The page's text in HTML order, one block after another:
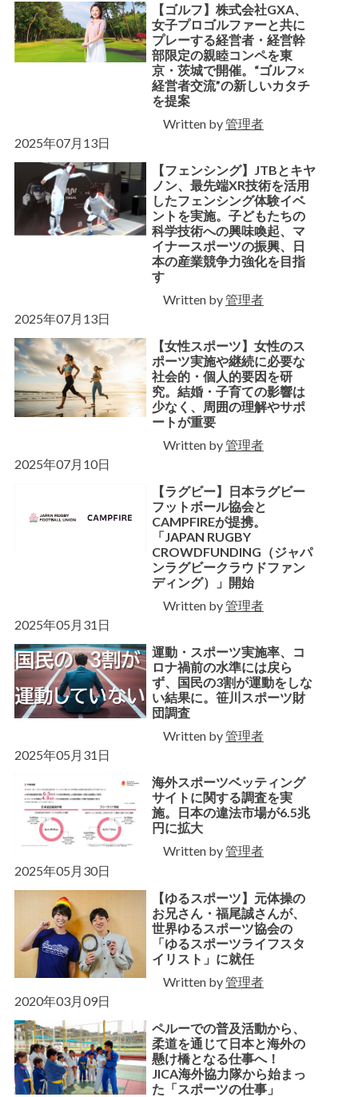
【ゴルフ】株式会社GXA、
女子プロゴルファーと共に
プレーする経営者・経営幹
部限定の親睦コンペを東
京・茨城で開催。“ゴルフ×
経営者交流”の新しいカタチ
を提案
Written by管理者
2025年07月13日
【フェンシング】JTBとキヤ
ノン、最先端XR技術を活用
したフェンシング体験イベ
ントを実施。子どもたちの
科学技術への興味喚起、マ
イナースポーツの振興、日
本の産業競争力強化を目指
す
Written by管理者
2025年07月13日
【女性スポーツ】女性のス
ポーツ実施や継続に必要な
社会的・個人的要因を研
究。結婚・子育ての影響は
少なく、周囲の理解やサポ
ートが重要
Written by管理者
2025年07月10日
【ラグビー】日本ラグビー
フットボール協会と
CAMPFIREが提携。
「JAPAN RUGBY
CROWDFUNDING（ジャパ
ンラグビークラウドファン
ディング）」開始
Written by管理者
2025年05月31日
運動・スポーツ実施率、コ
ロナ禍前の水準には戻ら
ず、国民の3割が運動をしな
い結果に。笹川スポーツ財
団調査
Written by管理者
2025年05月31日
海外スポーツベッティング
サイトに関する調査を実
施。日本の違法市場が6.5兆
円に拡大
Written by管理者
2025年05月30日
【ゆるスポーツ】元体操の
お兄さん・福尾誠さんが、
世界ゆるスポーツ協会の
「ゆるスポーツライフスタ
イリスト」に就任
Written by管理者
2020年03月09日
ペルーでの普及活動から、
柔道を通じて日本と海外の
懸け橋となる仕事へ！
JICA海外協力隊から始まっ
た「スポーツの仕事」